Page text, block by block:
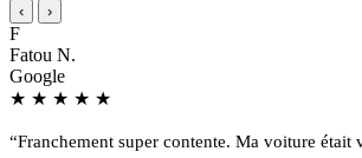
‹ ›
F
Fatou N.
Google
★ ★ ★ ★ ★
“Franchement super contente. Ma voiture était